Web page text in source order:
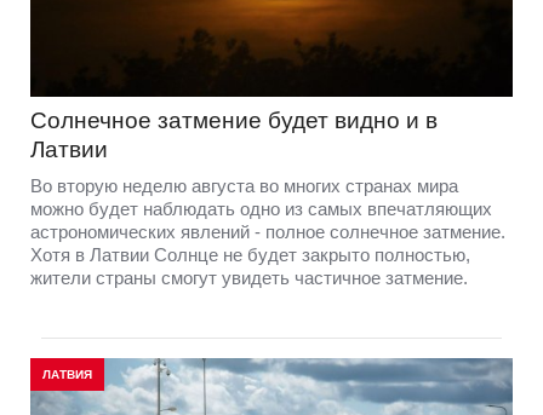
Солнечное затмение будет видно и в
Латвии
Во вторую неделю августа во многих странах мира
можно будет наблюдать одно из самых впечатляющих
астрономических явлений - полное солнечное затмение.
Хотя в Латвии Солнце не будет закрыто полностью,
жители страны смогут увидеть частичное затмение.
ЛАТВИЯ